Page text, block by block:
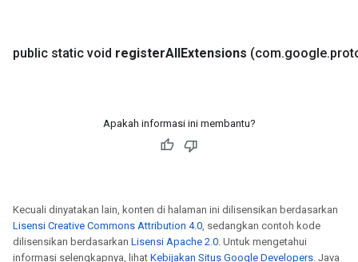
public static void registerAllExtensions (com.google.
Apakah informasi ini membantu?
Kecuali dinyatakan lain, konten di halaman ini dilisensikan berdasarkan
Lisensi Creative Commons Attribution 4.0, sedangkan contoh kode
dilisensikan berdasarkan Lisensi Apache 2.0. Untuk mengetahui
informasi selengkapnya, lihat Kebijakan Situs Google Developers. Java